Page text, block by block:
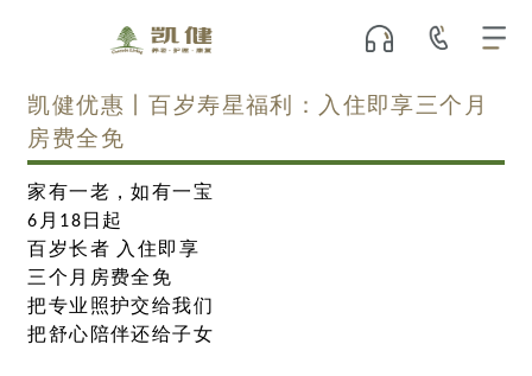
凯健优惠丨百岁寿星福利：入住即享三个月
房费全免
家有一老，如有一宝
6 月 18 日起
百岁长者 入住即享
三个月房费全免
把专业照护交给我们
把舒心陪伴还给子女